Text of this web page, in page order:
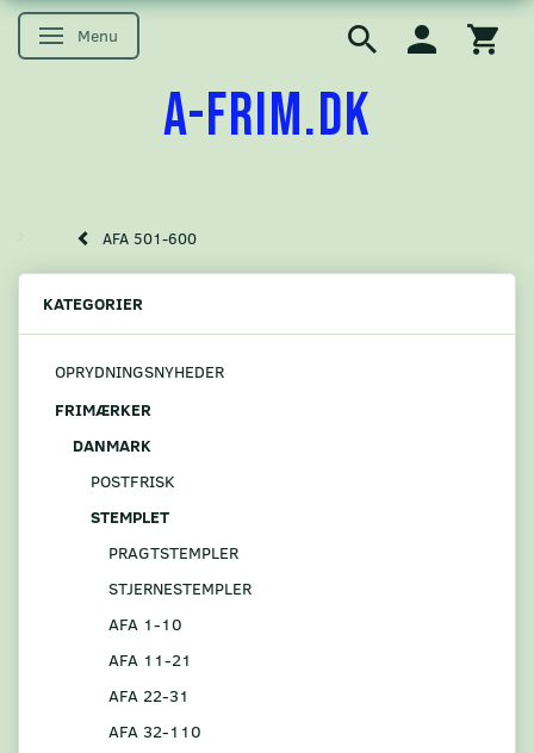
Skifte navigation
Menu
A-FRIM.DK
AFA 501-600
KATEGORIER
OPRYDNINGSNYHEDER
FRIMÆRKER
DANMARK
POSTFRISK
STEMPLET
PRAGTSTEMPLER
STJERNESTEMPLER
AFA 1-10
AFA 11-21
AFA 22-31
AFA 32-110